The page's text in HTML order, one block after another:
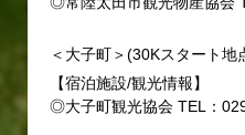
＜大子町＞(30Kスタート地
【宿泊施設/観光情報】
◎大子町観光協会 TEL：